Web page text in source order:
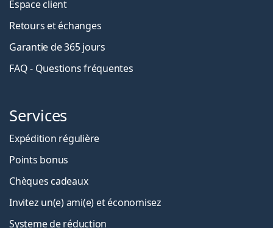
Espace client
Retours et échanges
Garantie de 365 jours
FAQ - Questions fréquentes
Services
Expédition régulière
Points bonus
Chèques cadeaux
Invitez un(e) ami(e) et économisez
Systeme de réduction